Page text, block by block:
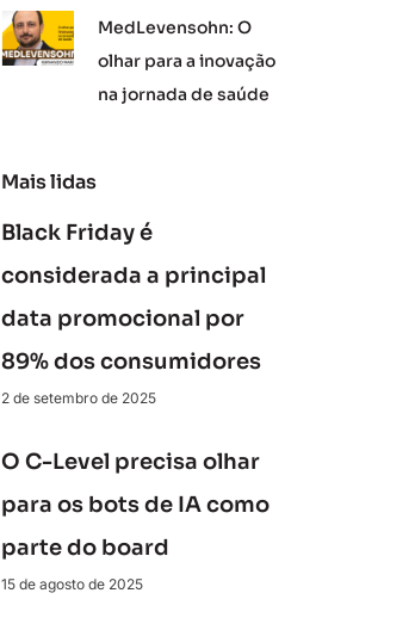
MedLevensohn: O
olhar para a inovação
na jornada de saúde
Mais lidas
Black Friday é
considerada a principal
data promocional por
89% dos consumidores
2 de setembro de 2025
O C-Level precisa olhar
para os bots de IA como
parte do board
15 de agosto de 2025